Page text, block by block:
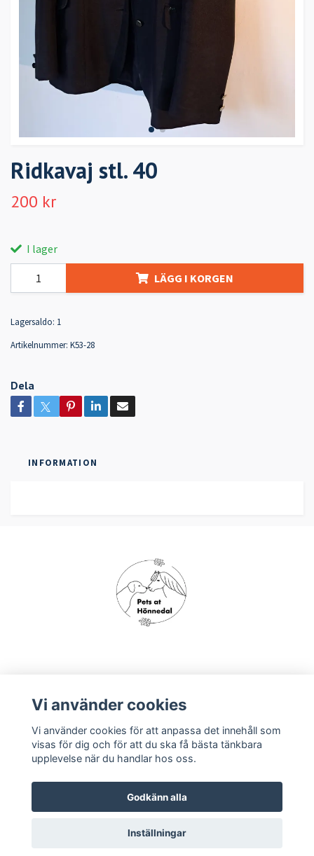
Ridkavaj stl. 40
200 kr
I lager
LÄGG I KORGEN
Lagersaldo: 1
Artikelnummer: K53-28
Dela
INFORMATION
Köpvillkor
Vi använder cookies
Vi använder cookies för att anpassa det innehåll som
visas för dig och för att du ska få bästa tänkbara
upplevelse när du handlar hos oss.
Godkänn alla
Inställningar